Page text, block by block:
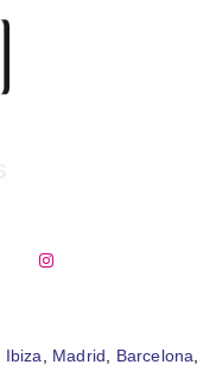
Ibiza, Madrid, Barcelona,